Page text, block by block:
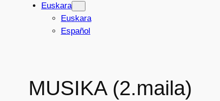
Euskara
Euskara
Español
MUSIKA (2.maila)